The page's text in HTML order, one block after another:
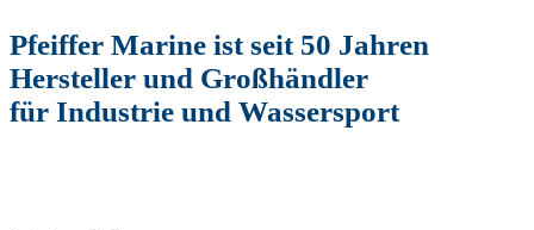
Pfeiffer Marine ist seit 50 Jahren
Hersteller und Großhändler
für Industrie und Wassersport